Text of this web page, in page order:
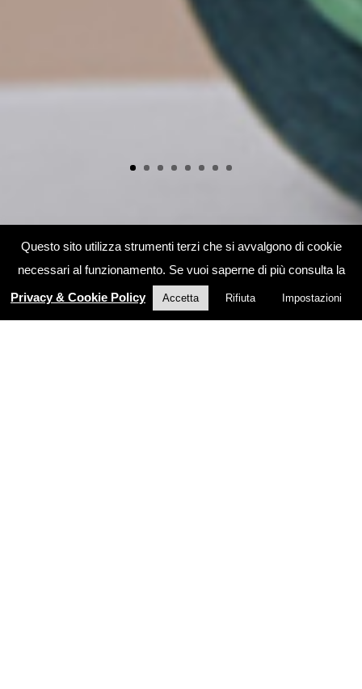
Questo sito utilizza strumenti terzi che si avvalgono di cookie
necessari al funzionamento. Se vuoi saperne di più consulta la
Privacy & Cookie Policy
Accetta Rifiuta Impostazioni